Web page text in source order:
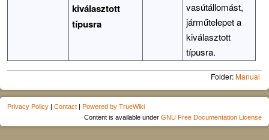
kiválasztott
típusra
vasútállomást,
járműtelepet a
kiválasztott
típusra.
Folder:Manual
Privacy Policy | Contact | Powered by TrueWiki
Content is available under GNU Free Documentation License